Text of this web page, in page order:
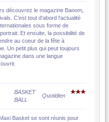
découvrez le magazine Baoom,
C'est tout d'abord l'actualité
sous forme de
Et ensuite, la possibilité de
au coeur de la fête à
Un petit plus qui peut toujours
dans une langue
BASKET
BALL
Quotidien
Basket se sont réunis pour